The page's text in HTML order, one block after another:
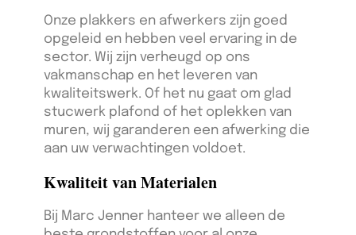
Onze plakkers en afwerkers zijn goed
opgeleid en hebben veel ervaring in de
sector. Wij zijn verheugd op ons
vakmanschap en het leveren van
kwaliteitswerk. Of het nu gaat om glad
stucwerk plafond of het oplekken van
muren, wij garanderen een afwerking die
aan uw verwachtingen voldoet.
Kwaliteit van Materialen
Bij Marc Jenner hanteer we alleen de